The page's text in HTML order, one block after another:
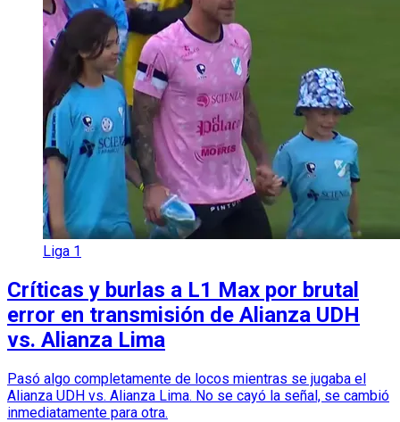
Liga 1
Críticas y burlas a L1 Max por brutal
error en transmisión de Alianza UDH
vs. Alianza Lima
Pasó algo completamente de locos mientras se jugaba el
Alianza UDH vs. Alianza Lima. No se cayó la señal, se cambió
inmediatamente para otra.